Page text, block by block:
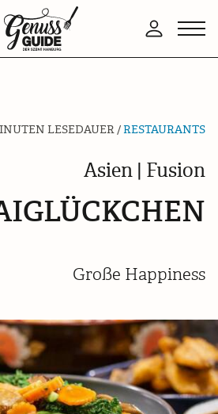
Anmelden
LESEDAUER /RESTAURANTS
Asien | Fusion
Große Happiness